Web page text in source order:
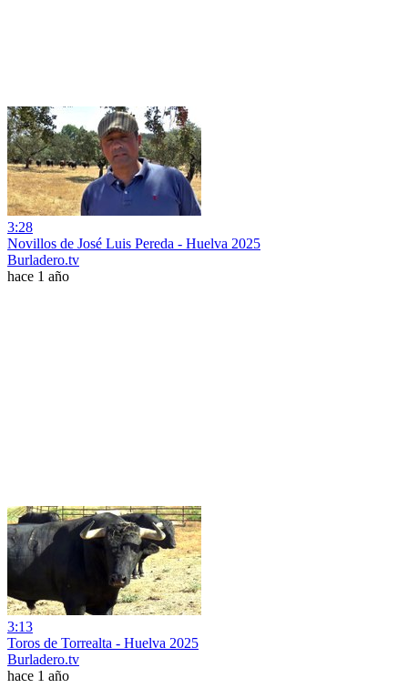
3:28
Novillos de José Luis Pereda - Huelva 2025
Burladero.tv
hace 1 año
3:13
Toros de Torrealta - Huelva 2025
Burladero.tv
hace 1 año